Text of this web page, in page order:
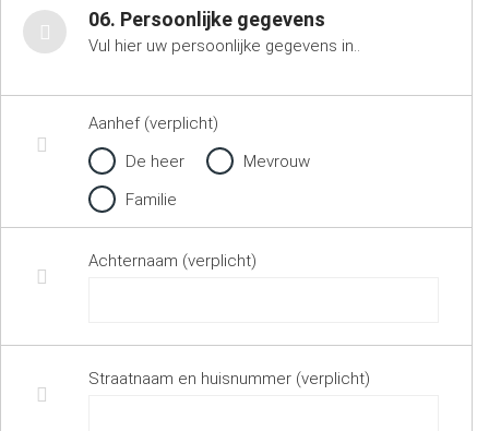
06. Persoonlijke gegevens
Vul hier uw persoonlijke gegevens in..
Aanhef (verplicht)
De heer
Mevrouw
Familie
Achternaam (verplicht)
Straatnaam en huisnummer (verplicht)